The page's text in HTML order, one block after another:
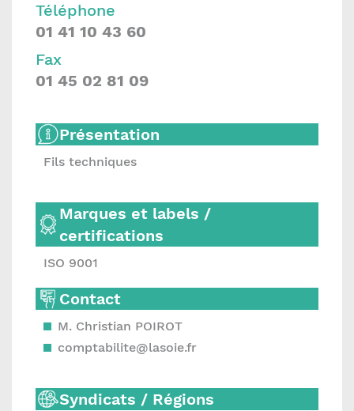
Téléphone
01 41 10 43 60
Fax
01 45 02 81 09
Présentation
Fils techniques
Marques et labels /
certifications
ISO 9001
Contact
M. Christian POIROT
comptabilite@lasoie.fr
Syndicats / Régions